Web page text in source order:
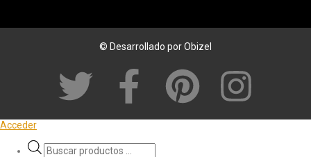
© Desarrollado por Obizel
Acceder